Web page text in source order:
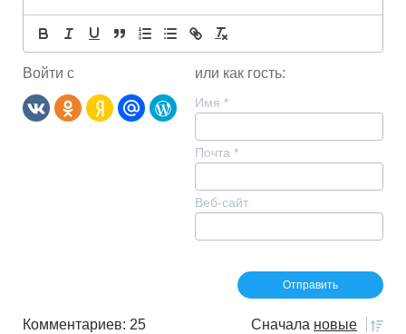
Войти с или как гость:
Имя *
Почта *
Веб-сайт
Комментариев: 25 Сначала новые